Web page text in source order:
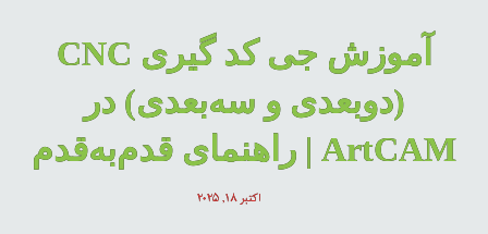
آموزش جی کد گیری CNC
(دوبعدی و سه‌بعدی) در
ArtCAM | راهنمای قدم‌به‌قدم
اکتبر ۱۸, ۲۰۲۵